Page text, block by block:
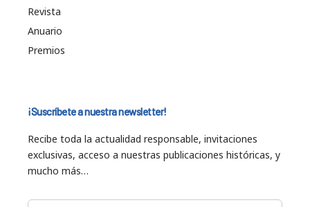
Revista
Anuario
Premios
¡Suscríbete a nuestra newsletter!
Recibe toda la actualidad responsable, invitaciones
exclusivas, acceso a nuestras publicaciones históricas, y
mucho más…